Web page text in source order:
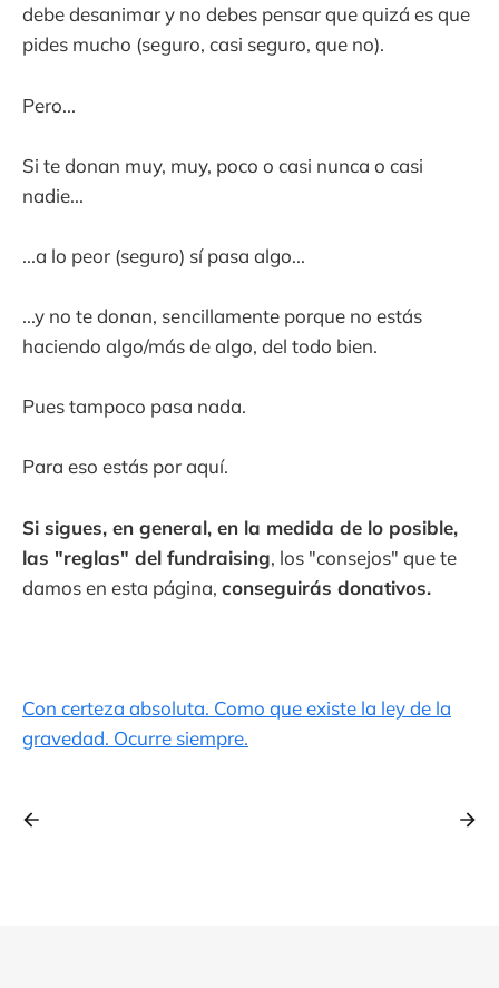
debe desanimar y no debes pensar que quizá es que
pides mucho (seguro, casi seguro, que no).
Pero...
Si te donan muy, muy, poco o casi nunca o casi
nadie...
...a lo peor (seguro) sí pasa algo...
...y no te donan, sencillamente porque no estás
haciendo algo/más de algo, del todo bien.
Pues tampoco pasa nada.
Para eso estás por aquí.
Si sigues, en general, en la medida de lo posible,
las "reglas" del fundraising, los "consejos" que te
damos en esta página, conseguirás donativos.
Con certeza absoluta. Como que existe la ley de la
gravedad. Ocurre siempre.